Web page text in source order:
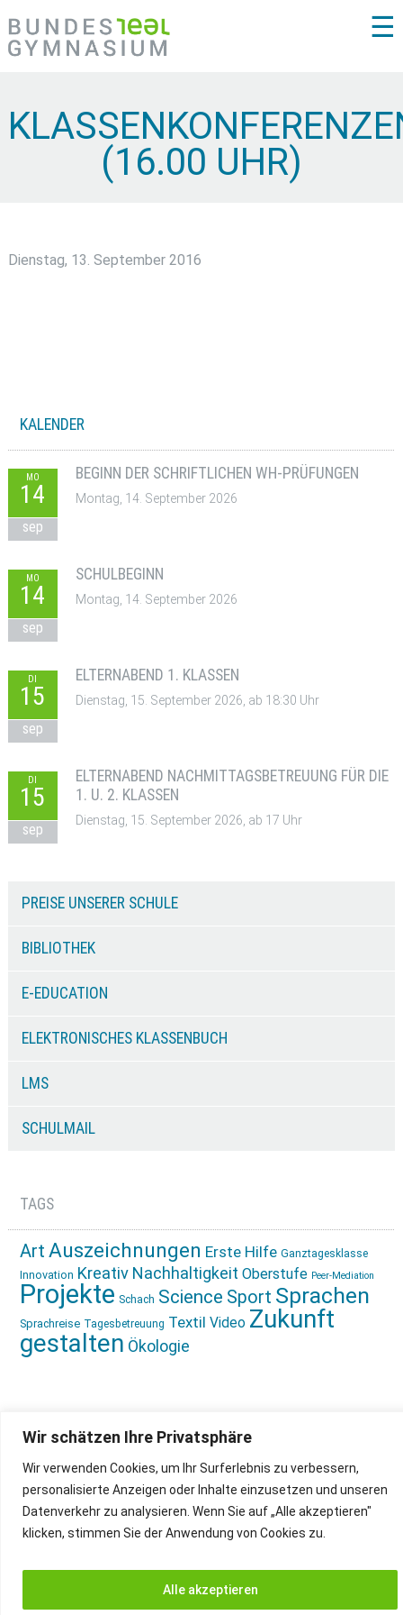
Wir schätzen Ihre Privatsphäre
Wir verwenden Cookies, um Ihr Surferlebnis zu verbessern,
personalisierte Anzeigen oder Inhalte einzusetzen und unseren
Datenverkehr zu analysieren. Wenn Sie auf „Alle akzeptieren"
klicken, stimmen Sie der Anwendung von Cookies zu.
Alle akzeptieren
☰
(16.00 UHR)
Dienstag, 13. September 2016
KALENDER
MO
14
sep
BEGINN DER SCHRIFTLICHEN WH-PRÜFUNGEN
Montag, 14. September 2026
MO
14
sep
SCHULBEGINN
Montag, 14. September 2026
DI
15
sep
ELTERNABEND 1. KLASSEN
Dienstag, 15. September 2026, ab 18:30 Uhr
DI
15
sep
ELTERNABEND NACHMITTAGSBETREUUNG FÜR DIE
1. U. 2. KLASSEN
Dienstag, 15. September 2026, ab 17 Uhr
PREISE UNSERER SCHULE
BIBLIOTHEK
E-EDUCATION
ELEKTRONISCHES KLASSENBUCH
LMS
SCHULMAIL
TAGS
Art Auszeichnungen Erste Hilfe Ganztagesklasse
Innovation Kreativ Nachhaltigkeit Oberstufe Peer-Mediation
Projekte Schach Science Sport Sprachen
Sprachreise Tagesbetreuung Textil Video Zukunft
gestalten Ökologie
IMPRESSUM
DATENSCHUTZ
INSTAGRAM